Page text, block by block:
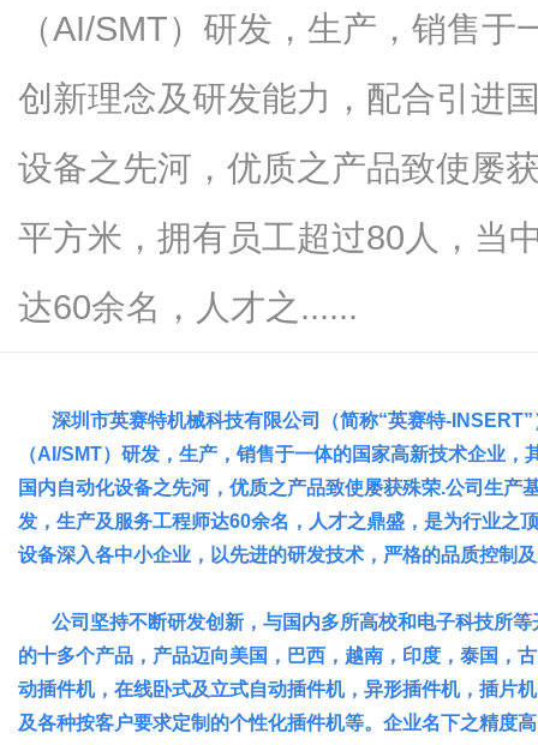
（AI/SMT）研发，生产，销售
创新理念及研发能力，配合引进
设备之先河，优质之产品致使屡
平方米，拥有员工超过80人，当
达60余名，人才之......
深圳市英赛特机械科技有限公司（简称“英赛特-INSERT”
（AI/SMT）研发，生产，销售于一体的国家高新技术企业
国内自动化设备之先河，优质之产品致使屡获殊荣.公司生
发，生产及服务工程师达60余名，人才之鼎盛，是为行业之
设备深入各中小企业，以先进的研发技术，严格的品质控制
公司坚持不断研发创新，与国内多所高校和电子科技所等
的十多个产品，产品迈向美国，巴西，越南，印度，泰国，
动插件机，在线卧式及立式自动插件机，异形插件机，插片
及各种按客户要求定制的个性化插件机等。企业名下之精度